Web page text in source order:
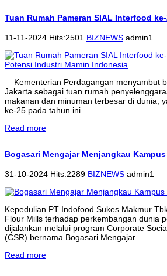
Tuan Rumah Pameran SIAL Interfood
11-11-2024 Hits:2501 BIZNEWS admin1
Kementerian Perdagangan menyambut
Jakarta sebagai tuan rumah
makanan dan minuman terbesar di dunia,
ke-25 pada tahun ini.
Read more
Bogasari Mengajar Menjangkau
31-10-2024 Hits:2289 BIZNEWS admin1
Kepedulian PT Indofood Sukes Makmur
Flour Mills terhadap perkembangan dunia
dijalankan melalui program Corporate
(CSR) bernama Bogasari Mengajar.
Read more